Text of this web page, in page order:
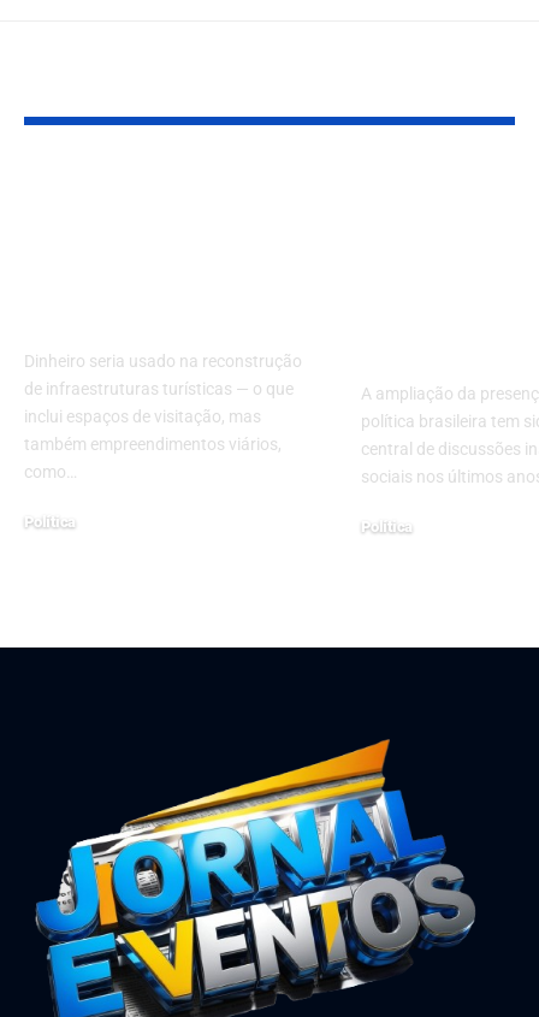
Dinheiro seria usado na reconstrução
de infraestruturas turísticas — o que
inclui espaços de visitação, mas
também empreendimentos viários,
como…
Política
A ampliação da
política brasileira tem
central de discussões
sociais nos últimos
Política